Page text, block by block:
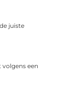
juiste
volgens een